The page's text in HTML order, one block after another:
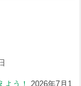
よう！ 2026年7月1